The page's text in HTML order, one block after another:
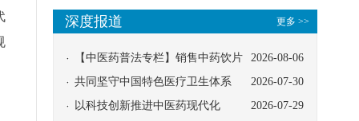
更多 >>
深度报道
2026-08-06
【中医药普法专栏】销售中药饮片
应告知煎服方法及注意事项
2026-07-30
共同坚守中国特色医疗卫生体系
2026-07-29
以科技创新推进中医药现代化